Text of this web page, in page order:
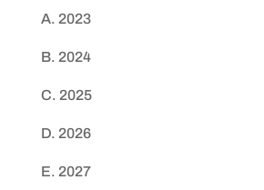
A. 2023
B. 2024
C. 2025
D. 2026
E. 2027